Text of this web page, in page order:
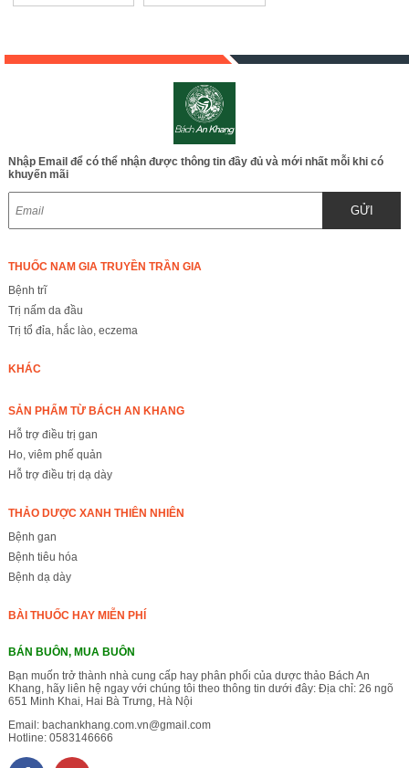
hauphac
viêm gan mạn tính
Nhập Email để có thể nhận được thông tin đầy đủ và mới nhất mỗi khi có
khuyến mãi
GỬI
THUỐC NAM GIA TRUYỀN TRẦN GIA
Bệnh trĩ
Trị nấm da đầu
Trị tổ đỉa, hắc lào, eczema
KHÁC
SẢN PHẨM TỪ BÁCH AN KHANG
Hỗ trợ điều trị gan
Ho, viêm phế quản
Hỗ trợ điều trị dạ dày
THẢO DƯỢC XANH THIÊN NHIÊN
Bệnh gan
Bệnh tiêu hóa
Bệnh dạ dày
BÀI THUỐC HAY MIỄN PHÍ
BÁN BUÔN, MUA BUÔN
Bạn muốn trở thành nhà cung cấp hay phân phối của dược thảo Bách An
Khang, hãy liên hệ ngay với chúng tôi theo thông tin dưới đây: Địa chỉ: 26 ngõ
651 Minh Khai, Hai Bà Trưng, Hà Nội
Email: bachankhang.com.vn@gmail.com
Hotline: 0583146666